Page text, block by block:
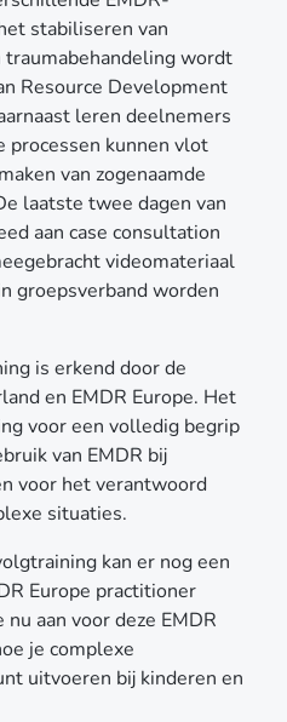
stabiliseren van
wordt
Resource Development
leren deelnemers
processen kunnen vlot
van zogenaamde
laatste twee dagen van
aan case consultation
videomateriaal
groepsverband worden
is erkend door de
en EMDR Europe. Het
voor een volledig begrip
van EMDR bij
voor het verantwoord
situaties.
kan er nog een
Europe practitioner
aan voor deze EMDR
je complexe
uitvoeren bij kinderen en